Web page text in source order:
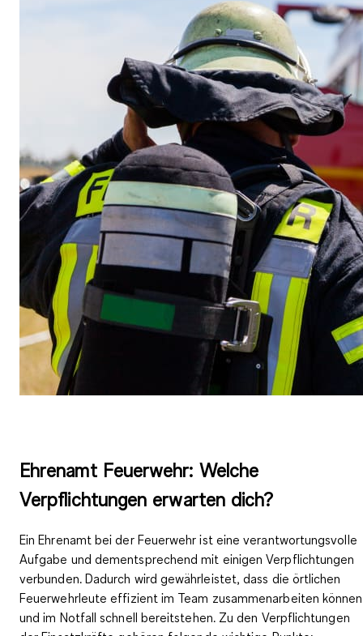
Ehrenamt Feuerwehr: Welche
Verpflichtungen erwarten dich?
Ein Ehrenamt bei der Feuerwehr ist eineverantwortungsvolle
Aufgabe und dementsprechend mit einigenVerpflichtungen
verbunden. Dadurch wird gewährleistet, dass die örtlichen
Feuerwehrleute effizient im Team zusammenarbeiten können
und im Notfall schnell bereitstehen. Zu den Verpflichtungen